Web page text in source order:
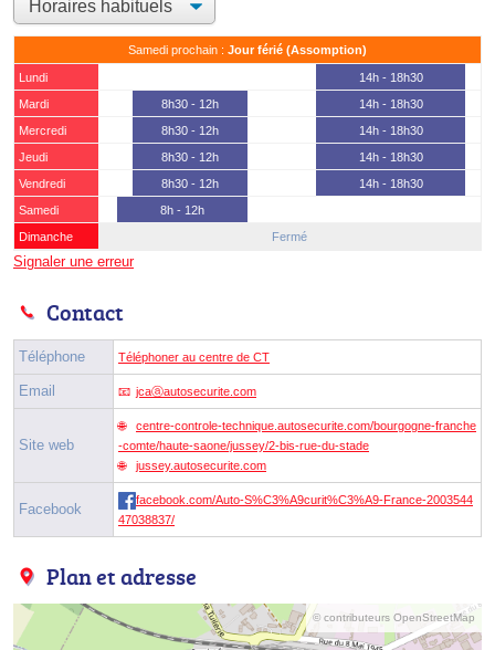
Samedi prochain : Jour férié (Assomption)
Lundi
14h - 18h30
Mardi
8h30 - 12h
14h - 18h30
Mercredi
8h30 - 12h
14h - 18h30
Jeudi
8h30 - 12h
14h - 18h30
Vendredi
8h30 - 12h
14h - 18h30
Samedi
8h - 12h
Dimanche
Fermé
Signaler une erreur
Contact
Téléphone Téléphoner au centre de CT
Email jcaⓐautosecurite.com
Site web
centre-controle-technique.autosecurite.com/bourgogne-franche
-comte/haute-saone/jussey/2-bis-rue-du-stade
jussey.autosecurite.com
Facebook
facebook.com/Auto-S%C3%A9curit%C3%A9-France-2003544
47038837/
Plan et adresse
© contributeurs OpenStreetMap